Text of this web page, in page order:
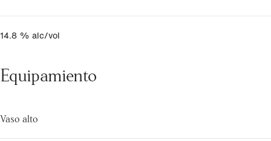
14.8 % alc/vol
Equipamiento
Vaso alto